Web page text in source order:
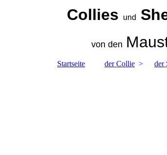
Collies und
von den
Startseite der Collie der